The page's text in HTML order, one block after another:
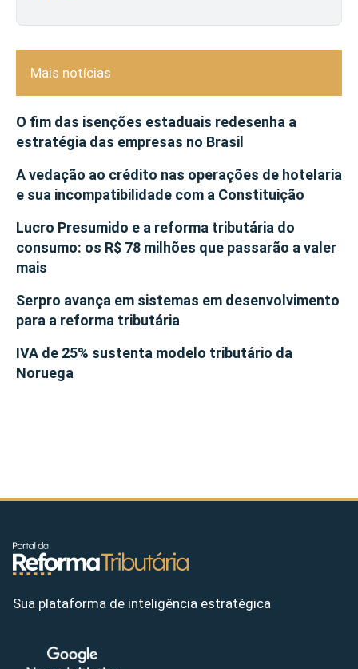
Mais notícias
O fim das isenções estaduais redesenha a
estratégia das empresas no Brasil
A vedação ao crédito nas operações de hotelaria
e sua incompatibilidade com a Constituição
Lucro Presumido e a reforma tributária do
consumo: os R$ 78 milhões que passarão a valer
mais
Serpro avança em sistemas em desenvolvimento
para a reforma tributária
IVA de 25% sustenta modelo tributário da
Noruega
Sua plataforma de inteligência estratégica